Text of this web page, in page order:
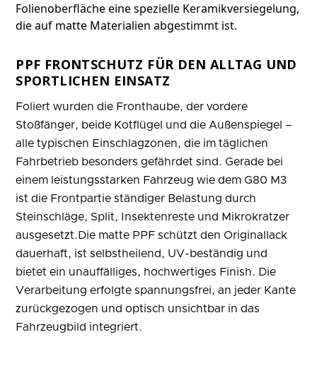
Folienoberfläche eine spezielle Keramikversiegelung,
die auf matte Materialien abgestimmt ist.
PPF FRONTSCHUTZ FÜR DEN ALLTAG UND
SPORTLICHEN EINSATZ
Foliert wurden die Fronthaube, der vordere
Stoßfänger, beide Kotflügel und die Außenspiegel –
alle typischen Einschlagzonen, die im täglichen
Fahrbetrieb besonders gefährdet sind. Gerade bei
einem leistungsstarken Fahrzeug wie dem G80 M3
ist die Frontpartie ständiger Belastung durch
Steinschläge, Split, Insektenreste und Mikrokratzer
ausgesetzt.Die matte PPF schützt den Originallack
dauerhaft, ist selbstheilend, UV-beständig und
bietet ein unauffälliges, hochwertiges Finish. Die
Verarbeitung erfolgte spannungsfrei, an jeder Kante
zurückgezogen und optisch unsichtbar in das
Fahrzeugbild integriert.